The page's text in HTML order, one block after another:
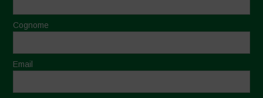
Cognome
Email